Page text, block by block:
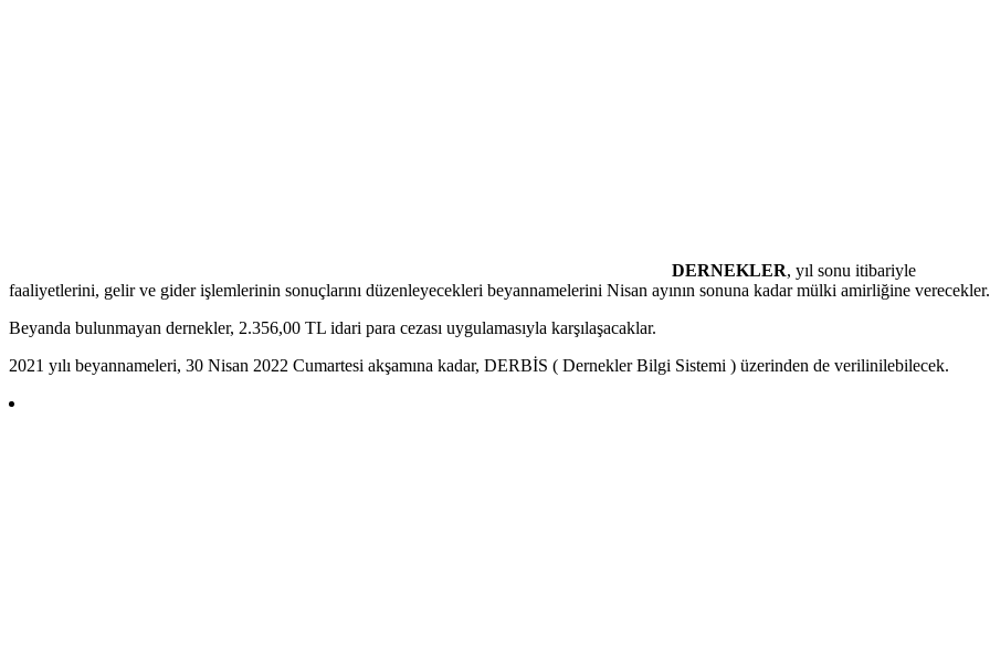
DERNEKLER, yıl sonu itibariyle
faaliyetlerini, gelir ve gider işlemlerinin sonuçlarını düzenleyecekleri beyannamelerini Nisan ayının sonuna kadar mülki amirliğine verecekler.
Beyanda bulunmayan dernekler, 2.356,00 TL idari para cezası uygulamasıyla karşılaşacaklar.
2021 yılı beyannameleri, 30 Nisan 2022 Cumartesi akşamına kadar, DERBİS ( Dernekler Bilgi Sistemi ) üzerinden de verilinilebilecek.